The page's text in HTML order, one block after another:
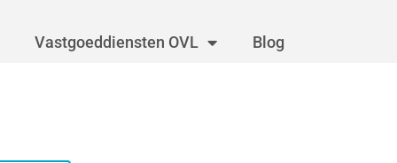
Vastgoeddiensten OVL Blog